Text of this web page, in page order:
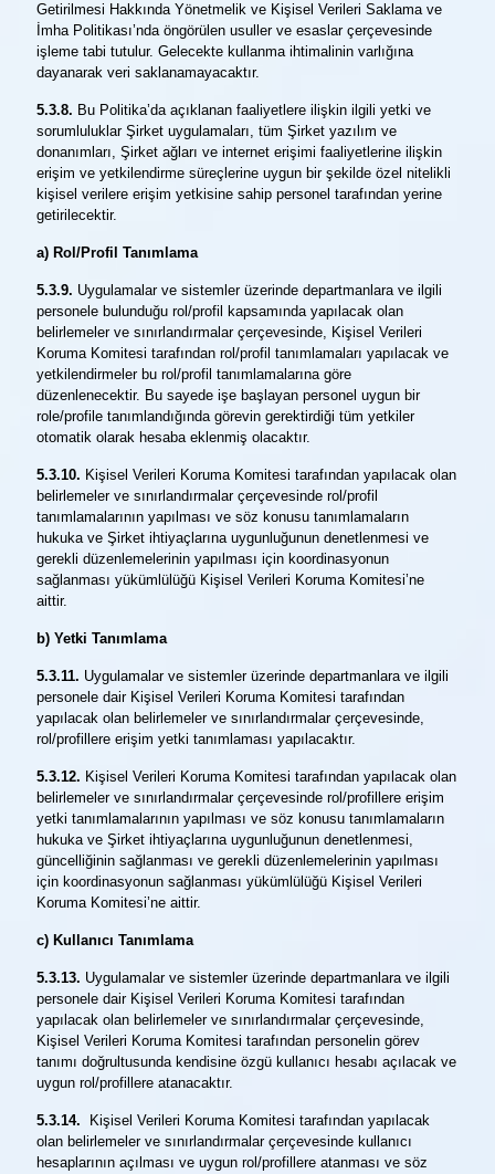
Getirilmesi Hakkında Yönetmelik ve Kişisel Verileri Saklama ve
İmha Politikası’nda öngörülen usuller ve esaslar çerçevesinde
işleme tabi tutulur. Gelecekte kullanma ihtimalinin varlığına
dayanarak veri saklanamayacaktır.
5.3.8. Bu Politika’da açıklanan faaliyetlere ilişkin ilgili yetki ve
sorumluluklar Şirket uygulamaları, tüm Şirket yazılım ve
donanımları, Şirket ağları ve internet erişimi faaliyetlerine ilişkin
erişim ve yetkilendirme süreçlerine uygun bir şekilde özel nitelikli
kişisel verilere erişim yetkisine sahip personel tarafından yerine
getirilecektir.
a) Rol/Profil Tanımlama
5.3.9. Uygulamalar ve sistemler üzerinde departmanlara ve ilgili
personele bulunduğu rol/profil kapsamında yapılacak olan
belirlemeler ve sınırlandırmalar çerçevesinde, Kişisel Verileri
Koruma Komitesi tarafından rol/profil tanımlamaları yapılacak ve
yetkilendirmeler bu rol/profil tanımlamalarına göre
düzenlenecektir. Bu sayede işe başlayan personel uygun bir
role/profile tanımlandığında görevin gerektirdiği tüm yetkiler
otomatik olarak hesaba eklenmiş olacaktır.
5.3.10. Kişisel Verileri Koruma Komitesi tarafından yapılacak olan
belirlemeler ve sınırlandırmalar çerçevesinde rol/profil
tanımlamalarının yapılması ve söz konusu tanımlamaların
hukuka ve Şirket ihtiyaçlarına uygunluğunun denetlenmesi ve
gerekli düzenlemelerinin yapılması için koordinasyonun
sağlanması yükümlülüğü Kişisel Verileri Koruma Komitesi’ne
aittir.
b) Yetki Tanımlama
5.3.11. Uygulamalar ve sistemler üzerinde departmanlara ve ilgili
personele dair Kişisel Verileri Koruma Komitesi tarafından
yapılacak olan belirlemeler ve sınırlandırmalar çerçevesinde,
rol/profillere erişim yetki tanımlaması yapılacaktır.
5.3.12. Kişisel Verileri Koruma Komitesi tarafından yapılacak olan
belirlemeler ve sınırlandırmalar çerçevesinde rol/profillere erişim
yetki tanımlamalarının yapılması ve söz konusu tanımlamaların
hukuka ve Şirket ihtiyaçlarına uygunluğunun denetlenmesi,
güncelliğinin sağlanması ve gerekli düzenlemelerinin yapılması
için koordinasyonun sağlanması yükümlülüğü Kişisel Verileri
Koruma Komitesi’ne aittir.
c) Kullanıcı Tanımlama
5.3.13. Uygulamalar ve sistemler üzerinde departmanlara ve ilgili
personele dair Kişisel Verileri Koruma Komitesi tarafından
yapılacak olan belirlemeler ve sınırlandırmalar çerçevesinde,
Kişisel Verileri Koruma Komitesi tarafından personelin görev
tanımı doğrultusunda kendisine özgü kullanıcı hesabı açılacak ve
uygun rol/profillere atanacaktır.
5.3.14.
Kişisel Verileri Koruma Komitesi tarafından yapılacak
olan belirlemeler ve sınırlandırmalar çerçevesinde kullanıcı
hesaplarının açılması ve uygun rol/profillere atanması ve söz